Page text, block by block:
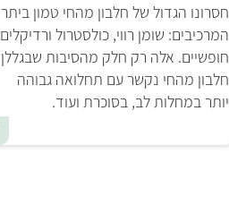
חסרונו הגדול של חלבון מהחי טמון ביתר
המרכיבים: שומן רווי, כולסטרול ורדיקלים
חופשיים. אלה רק חלק מהסיבות שבגללן
חלבון מהחי נקשר עם תחלואה גבוהה
יותר במחלות לב, בסוכרת ועוד.